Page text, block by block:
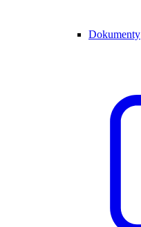
Dokumenty